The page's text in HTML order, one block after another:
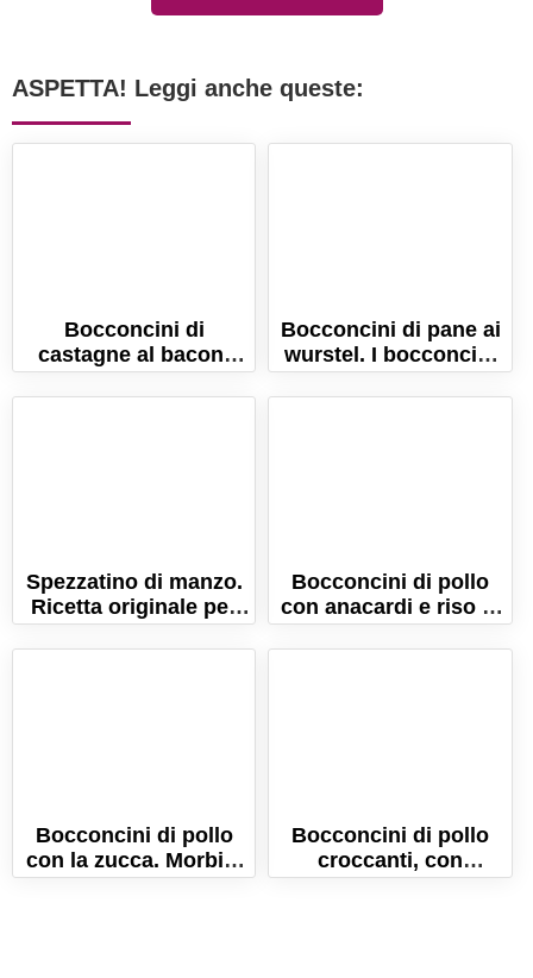
ASPETTA! Leggi anche queste:
Bocconcini di
castagne al bacon.
L'idea sfiziosa per un
finger food autunnale!
Bocconcini di pane ai
wurstel. I bocconcini
di morbido pane farciti
con wurstel
Spezzatino di manzo.
Ricetta originale per
farlo morbidissimo!
Bocconcini di pollo
con anacardi e riso al
cocco. Ricetta facile e
sfiziosa!
Bocconcini di pollo
con la zucca. Morbidi
e saporiti!
Bocconcini di pollo
croccanti, con
patatine! Gustosi e